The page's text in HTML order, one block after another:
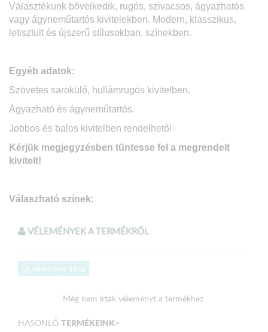
Választékunk bővelkedik, rugós, szivacsos, ágyazhatós
vagy ágyneműtartós kivitelekben. Modern, klasszikus,
letisztult és újszerű stílusokban, színekben.
Egyéb adatok:
Szövetes sarokülő, hullámrugós kivitelben.
Ágyazható és ágyneműtartós.
Jobbos és balos kivitelben rendelhető!
Kérjük megjegyzésben tüntesse fel a megrendelt
kivitelt!
Válaszható színek:
Magasság: 90 cm
Szélesség: 232 cm
VÉLEMÉNYEK A TERMÉKRŐL
Új vélemény írása
Még nem írtak véleményt a termékhez.
HASONLÓ TERMÉKEINK>